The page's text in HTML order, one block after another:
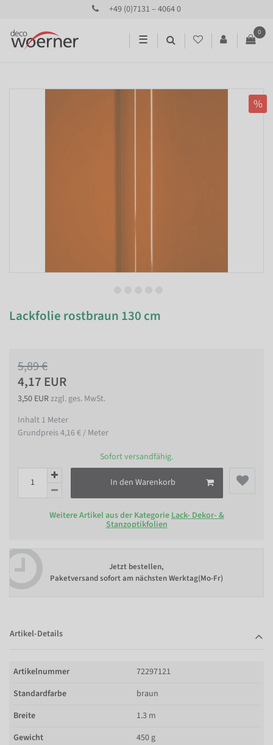
+49 (0)7131 – 4064 0
☰
0
%
Lackfolie rostbraun 130 cm
5,89 €
4,17 EUR
3,50 EURzzgl. ges. MwSt.
Inhalt 1 Meter
Grundpreis4,16 € / Meter
Sofort versandfähig.
In den Warenkorb
Weitere Artikel aus der Kategorie Lack- Dekor- &
Stanzoptikfolien
Jetzt bestellen,
Paketversand sofort am nächsten Werktag(Mo-Fr)
Artikel-Details
Artikelnummer
72297121
Standardfarbe
braun
Breite
1.3 m
Gewicht
450 g